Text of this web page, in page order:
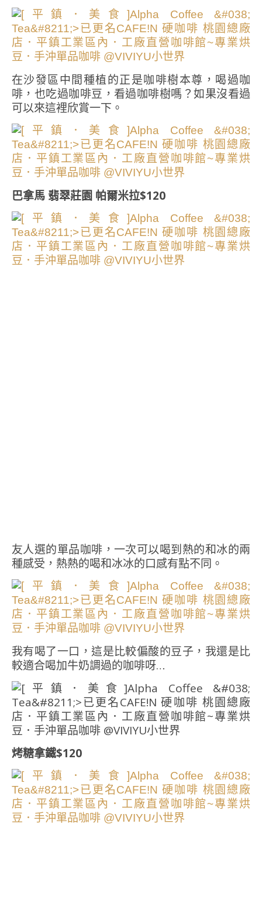
在沙發區中間種植的正是咖啡樹本尊，喝過咖
啡，也吃過咖啡豆，看過咖啡樹嗎？如果沒看過
可以來這裡欣賞一下。
巴拿馬 翡翠莊園 帕爾米拉$120
友人選的單品咖啡，一次可以喝到熱的和冰的兩
種感受，熱熱的喝和冰冰的口感有點不同。
我有喝了一口，這是比較偏酸的豆子，我還是比
較適合喝加牛奶調過的咖啡呀…
烤糖拿鐵$120